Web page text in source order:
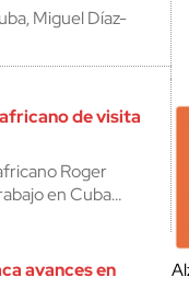
Miguel Díaz-
de visita
Roger
en Cuba…
avances en